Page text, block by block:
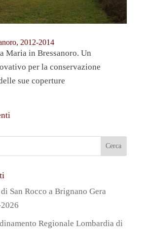
2012-2014
Maria in Bressanoro. Un
per la conservazione
sue coperture
San Rocco a Brignano Gera
Regionale Lombardia di